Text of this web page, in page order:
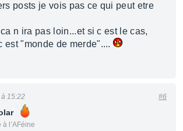
posts je vois pas ce qui peut etre
n ira pas loin...et si c est le cas,
est "monde de merde"....
à l’AFéine
15:22 #6